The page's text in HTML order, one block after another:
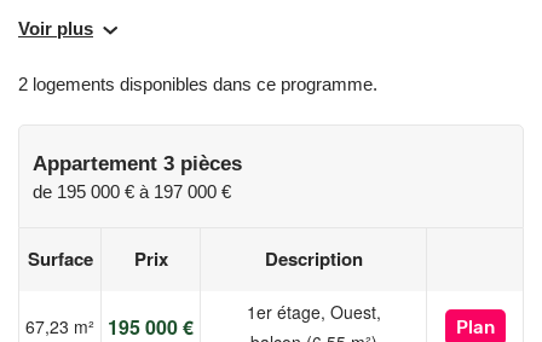
pièces. Profitez d'un espace extérieur et/ou jardin privatif et
un confort optimal toute l'année.
Pour toutes informations complémentaires, prenez contact avec
nous !
sont disponibles sur le site Géorisques :
Voir plus
2 logements disponibles dans ce programme.
Appartement 3 pièces
de 195 000 € à 197 000 €
Surface Prix Description
67,23 m² 195 000 €
1er étage, Ouest,
Plan